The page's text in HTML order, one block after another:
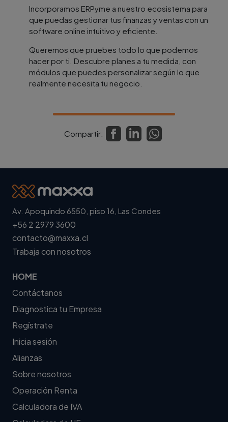
Incorporamos ERPyme a nuestro ecosistema para
que puedas gestionar tus finanzas y ventas con un
software online intuitivo y eficiente.
Queremos que pruebes todo lo que podemos
hacer por ti. Descubre planes a tu medida, con
módulos que puedes personalizar según lo que
realmente necesita tu negocio.
Compartir:
Av. Apoquindo 6550, piso 16, Las Condes
+56 2 2979 3600
contacto@maxxa.cl
Trabaja con nosotros
HOME
Contáctanos
Diagnostica tu Empresa
Regístrate
Inicia sesión
Alianzas
Sobre nosotros
Operación Renta
Calculadora de IVA